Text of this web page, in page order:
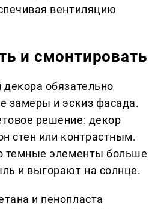
вентиляцию
и смонтировать
обязательно
замеры и эскиз фасада.
решение: декор
стен или контрастным.
темные элементы больше
и выгорают на солнце.
и пенопласта